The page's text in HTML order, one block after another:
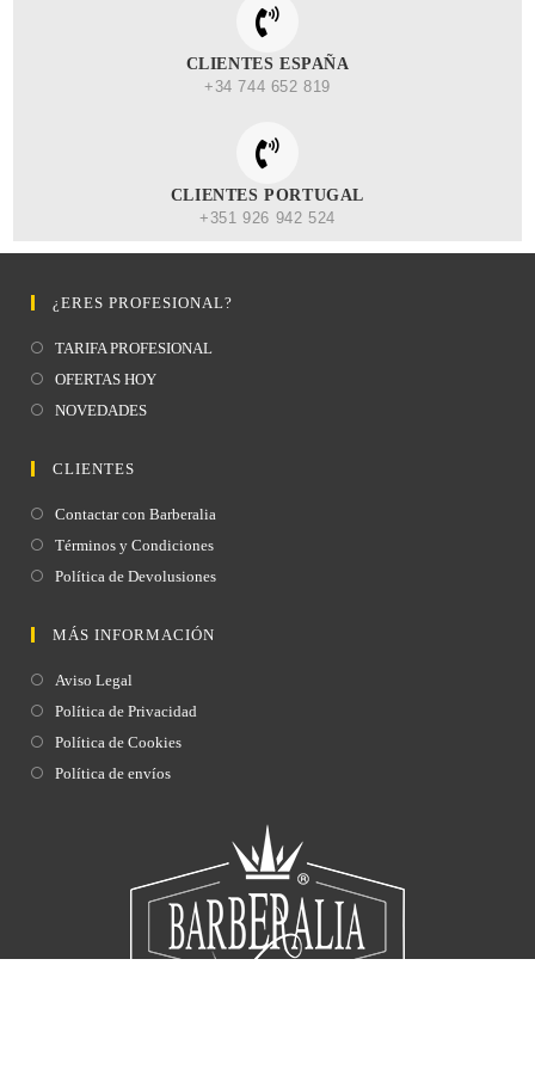
CLIENTES ESPAÑA
+34 744 652 819
CLIENTES PORTUGAL
+351 926 942 524
MÁS INFORMACIÓN
Aviso Legal
Política de Privacidad
Política de Cookies
Política de envíos
CLIENTES
Contactar con Barberalia
Términos y Condiciones
Política de Devolusiones
¿ERES PROFESIONAL?
TARIFA PROFESIONAL
OFERTAS HOY
NOVEDADES